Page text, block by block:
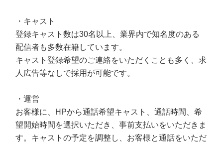
・キャスト
登録キャスト数は30名以上、業界内で知名度のある
配信者も多数在籍しています。
キャスト登録希望のご連絡をいただくことも多く、求
人広告等なしで採用が可能です。
・運営
お客様に、HPから通話希望キャスト、通話時間、希
望開始時間を選択いただき、事前支払いをいただきま
す。キャストの予定を調整し、お客様と通話をいただ